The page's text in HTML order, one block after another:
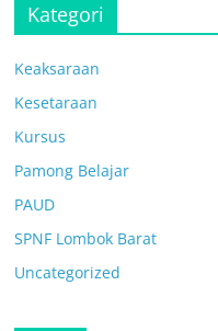
Kategori
Keaksaraan
Kesetaraan
Kursus
Pamong Belajar
PAUD
SPNF Lombok Barat
Uncategorized